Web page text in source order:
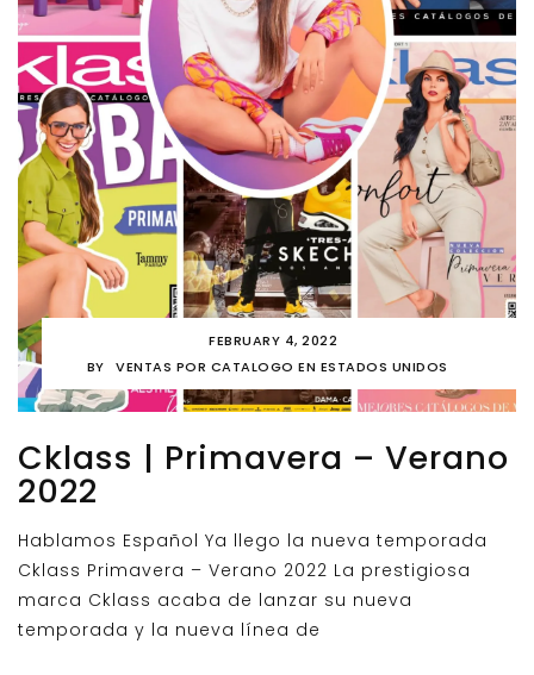
FEBRUARY 4, 2022
BY
VENTAS POR CATALOGO EN ESTADOS UNIDOS
Cklass | Primavera – Verano
2022
Hablamos Español Ya llego la nueva temporada
Cklass Primavera – Verano 2022 La prestigiosa
marca Cklass acaba de lanzar su nueva
temporada y la nueva línea de